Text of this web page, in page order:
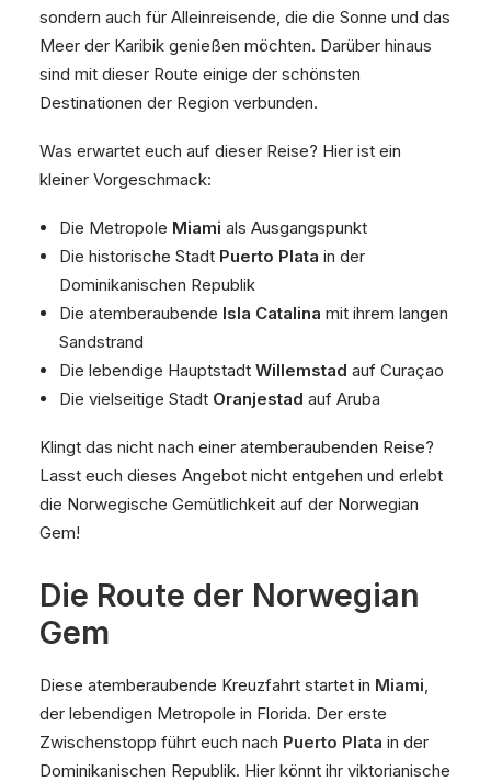
sondern auch für Alleinreisende, die die Sonne und das
Meer der Karibik genießen möchten. Darüber hinaus
sind mit dieser Route einige der schönsten
Destinationen der Region verbunden.
Was erwartet euch auf dieser Reise? Hier ist ein
kleiner Vorgeschmack:
Die Metropole Miami als Ausgangspunkt
Die historische Stadt Puerto Plata in der
Dominikanischen Republik
Die atemberaubende Isla Catalina mit ihrem langen
Sandstrand
Die lebendige Hauptstadt Willemstad auf Curaçao
Die vielseitige Stadt Oranjestad auf Aruba
Klingt das nicht nach einer atemberaubenden Reise?
Lasst euch dieses Angebot nicht entgehen und erlebt
die Norwegische Gemütlichkeit auf der Norwegian
Gem!
Die Route der Norwegian
Gem
Diese atemberaubende Kreuzfahrt startet in Miami,
der lebendigen Metropole in Florida. Der erste
Zwischenstopp führt euch nach Puerto Plata in der
Dominikanischen Republik. Hier könnt ihr viktorianische